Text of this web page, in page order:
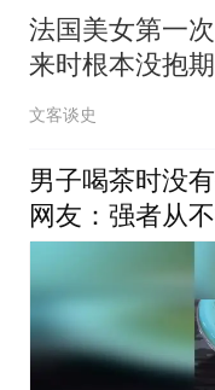
法国美女第一
来时根本没抱
直接泪洒张家界
文客谈史
男子喝茶时没
网友：强者从